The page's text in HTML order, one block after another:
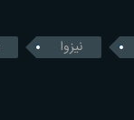
نیزوا